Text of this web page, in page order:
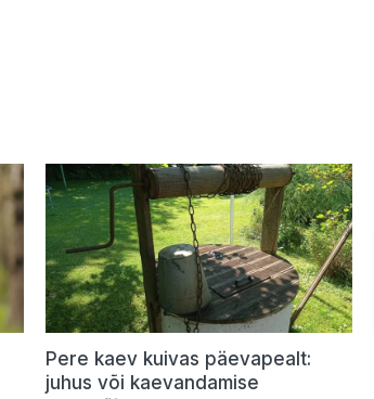
Pere kaev kuivas päevapealt:
juhus või kaevandamise